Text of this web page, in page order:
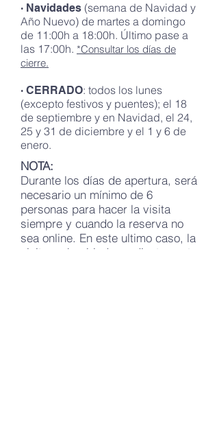
· Navidades (semana de Navidad y
Año Nuevo) de martes a domingo
de 11:00h a 18:00h. Último pase a
las 17:00h. *Consultar los días de
cierre.
· CERRADO: todos los lunes
(excepto festivos y puentes); el 18
de septiembre y en Navidad, el 24,
25 y 31 de diciembre y el 1 y 6 de
enero.
NOTA:
Durante los días de apertura, será
necesario un mínimo de 6
personas para hacer la visita
siempre y cuando la reserva no
sea online. En este ultimo caso, la
visita se hará independientemente